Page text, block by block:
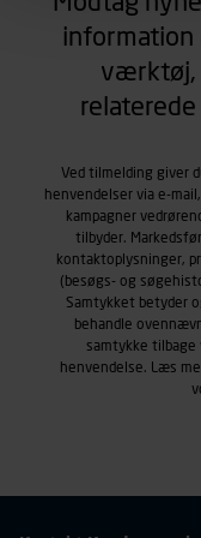
hjemmeside kan
måde
formål behandles
foretrukne sprog,
formål at spore
apps med henblik
annoncer, der er
behandles der
platforme
siderne, tidspunkt,
besøges,
informationer om
mv.) samt de
information
værktøj,
Ved tilmelding giver
henvendelser via e-
kampagner
tilbyder.
kontaktoplysninger,
(besøgs- og
Samtykket betyder
behandle
samtykke tilbage
henvendelse. Læs